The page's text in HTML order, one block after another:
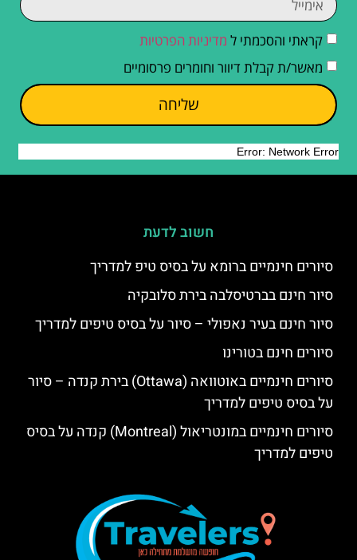
קראתי והסכמתי ל מדיניות הפרטיות
מאשר/ת קבלת דיוור וחומרים פרסומיים
שליחה
חשוב לדעת
סיורים חינמיים ברומא על בסיס טיפ למדריך
סיור חינם בברטיסלבה בירת סלובקיה
סיור חינם בעיר נאפולי – סיור על בסיס טיפים למדריך
סיורים חינם בטורינו
סיורים חינמיים באוטוואה (Ottawa) בירת קנדה – סיור
על בסיס טיפים למדריך
סיורים חינמיים במונטריאול (Montreal) קנדה על בסיס
טיפים למדריך